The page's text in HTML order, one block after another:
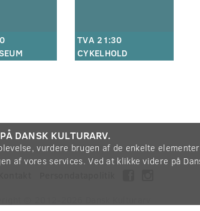
TVA 21:30
CYKELHOLD
DANSK KULTURARV.
vurdere brugen af de enkelte
af vores services. Ved at klikke videre på